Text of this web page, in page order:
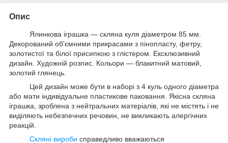
Опис
Ялинкова іграшка — скляна куля діаметром 85 мм.
Декорований об'ємними прикрасами з пінопласту, фетру,
золотистої та білої присипкою з глістером. Ексклюзивний
дизайн. Художній розпис. Кольори — блакитний матовий,
золотий глянець.
Цей дизайн може бути в наборі з 4 куль одного діаметра
або мати індивідуальне пластикове паковання. Якісна скляна
іграшка, зроблена з нейтральних матеріалів, які не містять і не
виділяють небезпечних речовин, не викликають алергічних
реакцій.
Скляні вироби справедливо вважаються